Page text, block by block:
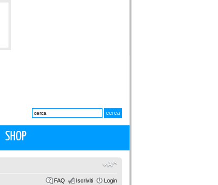
SHOP
FAQ Iscriviti Login